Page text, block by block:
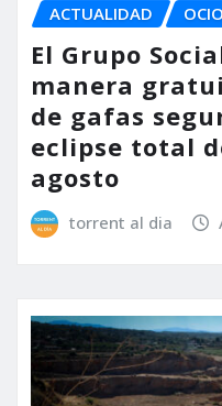
ACTUALIDAD OCIO
El Grupo
manera
de gafas
eclipse total
agosto
torrent al dia